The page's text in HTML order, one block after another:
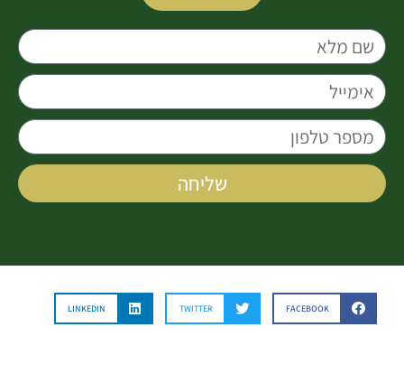
שם
מלא
אימייל
מספר
טלפון
שליחה
FACEBOOK
TWITTER
LINKEDIN